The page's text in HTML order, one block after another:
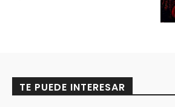
TE PUEDE INTERESAR